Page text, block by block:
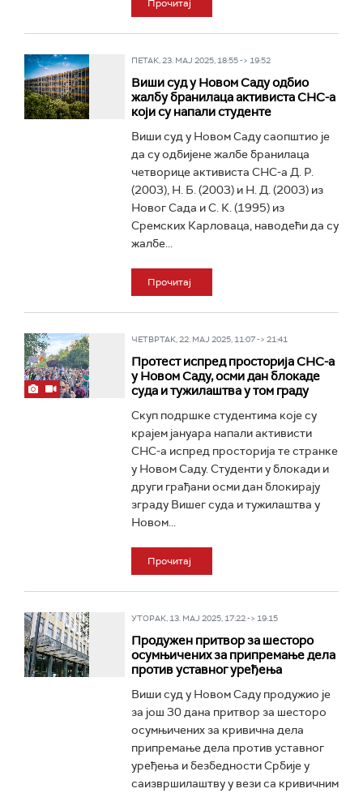
Прочитај
ПЕТАК, 23. МАЈ 2025, 18:55 -> 19:52
Виши суд у Новом Саду одбио
жалбу бранилаца активиста СНС-а
који су напали студенте
Виши суд у Новом Саду саопштио је
да су одбијене жалбе бранилаца
четворице активиста СНС-а Д. Р.
(2003), Н. Б. (2003) и Н. Д. (2003) из
Новог Сада и С. К. (1995) из
Сремских Карловаца, наводећи да су
жалбе...
Прочитај
ЧЕТВРТАК, 22. МАЈ 2025, 11:07 -> 21:41
Протест испред просторија СНС-а
у Новом Саду, осми дан блокаде
суда и тужилаштва у том граду
Скуп подршке студентима које су
крајем јануара напали активисти
СНС-а испред просторија те странке
у Новом Саду. Студенти у блокади и
други грађани осми дан блокирају
зграду Вишег суда и тужилаштва у
Новом...
Прочитај
УТОРАК, 13. МАЈ 2025, 17:22 -> 19:15
Продужен притвор за шесторо
осумњичених за припремање дела
против уставног уређења
Виши суд у Новом Саду продужио је
за још 30 дана притвор за шесторо
осумњичених за кривична дела
припремање дела против уставног
уређења и безбедности Србије у
саизвршилаштву у вези са кривичним